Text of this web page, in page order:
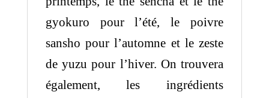
gyokuro pour l’été, le poivre
sansho pour l’automne et le zeste
de yuzu pour l’hiver. On trouvera
également, les ingrédients